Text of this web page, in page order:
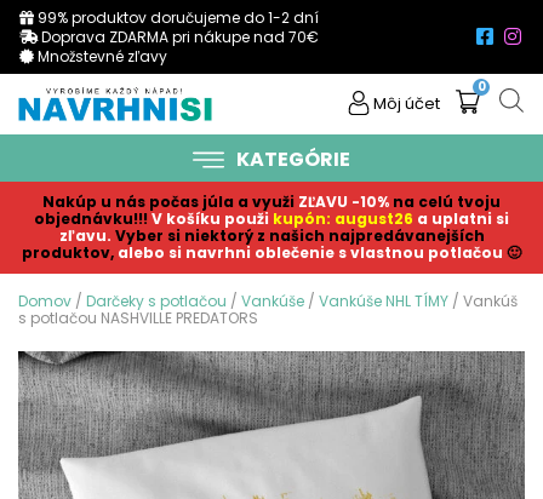
99% produktov doručujeme do 1-2 dní
Doprava ZDARMA pri nákupe nad 70€
Množstevné zľavy
Môj účet
0
KATEGÓRIE
Nakúp u nás počas júla a využi ZĽAVU -10% na celú tvoju
objednávku!!! V košíku použi kupón: august26 a uplatni si
zľavu. Vyber si niektorý z našich najpredávanejších
produktov, alebo si navrhni oblečenie s vlastnou potlačou 🙂
Domov / Darčeky s potlačou / Vankúše / Vankúše NHL TÍMY / Vankúš
s potlačou NASHVILLE PREDATORS